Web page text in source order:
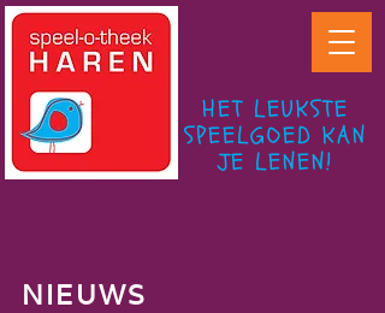
HET LEUKSTE
SPEELGOED KAN
JE LENEN!
NIEUWS